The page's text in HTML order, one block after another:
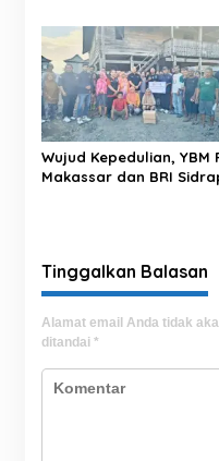
Makkasau
Wujud Kepedulian, YBM
Makassar dan BRI
Tinggalkan Balasan
Alamat email Anda tidak
ditandai *